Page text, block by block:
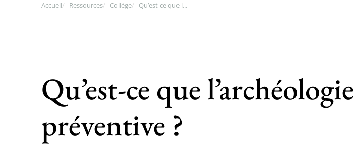
Accueil Ressources Collège Qu’est-ce que l...
Qu’est-ce que l’archéologie
préventive ?